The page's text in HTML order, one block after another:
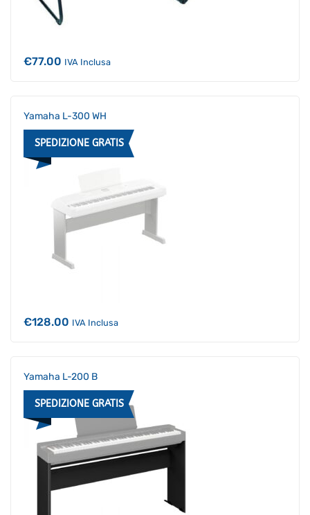
€77.00 IVA Inclusa
Yamaha L-300 WH
SPEDIZIONE GRATIS
€128.00 IVA Inclusa
Yamaha L-200 B
SPEDIZIONE GRATIS
Ciao, Come posso aiutarti?
Puoi chiedermi informazioni generali o specifiche su certi
Per ottenere dettagli su un determinato prodotto
assicurati di indicarne il nome completo